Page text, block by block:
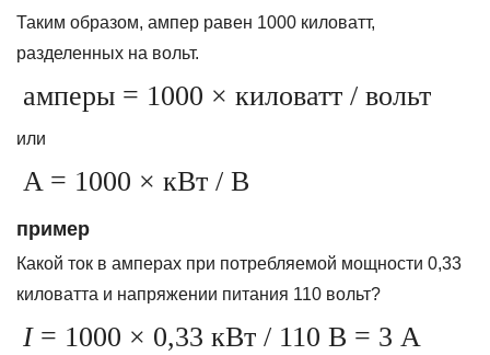
Таким образом, ампер равен 1000 киловатт,
разделенных на вольт.
амперы = 1000 × киловатт / вольт
или
A = 1000 × кВт / В
пример
Какой ток в амперах при потребляемой мощности 0,33
киловатта и напряжении питания 110 вольт?
I= 1000 × 0,33 кВт / 110 В = 3 А